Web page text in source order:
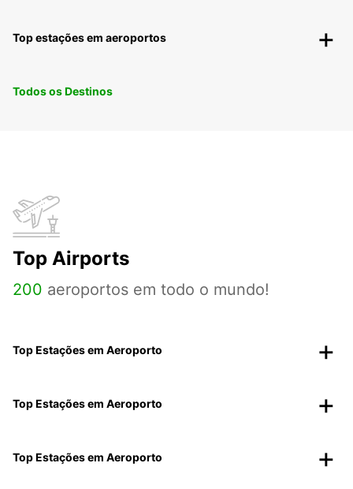
Top estações em aeroportos
Todos os Destinos
Top Airports
200 aeroportos em todo o mundo!
Top Estações em Aeroporto
Top Estações em Aeroporto
Top Estações em Aeroporto